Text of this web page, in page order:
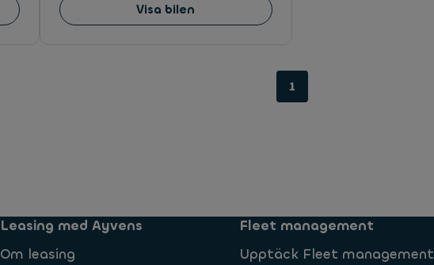
Visa bilen
1
Leasing med Ayvens
Om leasing
Fleet management
Upptäck Fleet management